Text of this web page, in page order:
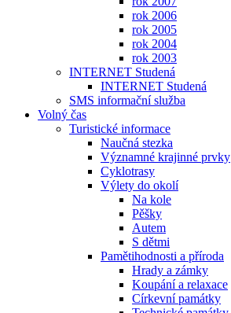
rok 2006
rok 2005
rok 2004
rok 2003
INTERNET Studená
INTERNET Studená
SMS informační služba
Volný čas
Turistické informace
Naučná stezka
Významné krajinné prvky
Cyklotrasy
Výlety do okolí
Na kole
Pěšky
Autem
S dětmi
Pamětihodnosti a příroda
Hrady a zámky
Koupání a relaxace
Církevní památky